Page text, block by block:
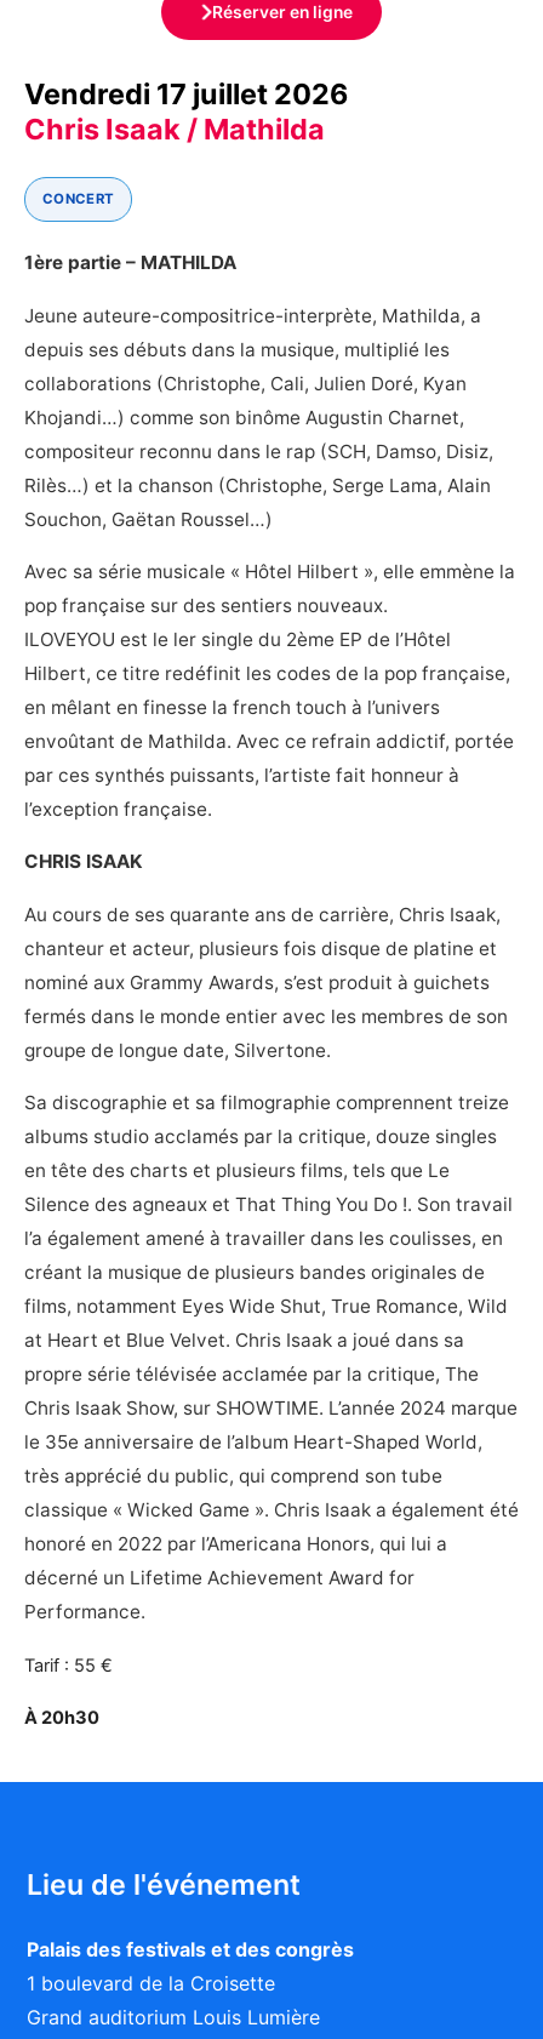
Vendredi 17 juillet 2026
Chris Isaak / Mathilda
CONCERT
1ère partie – MATHILDA
Jeune auteure-compositrice-interprète, Mathilda, a
depuis ses débuts dans la musique, multiplié les
collaborations (Christophe, Cali, Julien Doré, Kyan
Khojandi…) comme son binôme Augustin Charnet,
compositeur reconnu dans le rap (SCH, Damso, Disiz,
Rilès…) et la chanson (Christophe, Serge Lama, Alain
Souchon, Gaëtan Roussel…)
Avec sa série musicale « Hôtel Hilbert », elle emmène la
pop française sur des sentiers nouveaux.
ILOVEYOU est le ler single du 2ème EP de l’Hôtel
Hilbert, ce titre redéfinit les codes de la pop française,
en mêlant en finesse la french touch à l’univers
envoûtant de Mathilda. Avec ce refrain addictif, portée
par ces synthés puissants, l’artiste fait honneur à
l’exception française.
CHRIS ISAAK
Au cours de ses quarante ans de carrière, Chris Isaak,
chanteur et acteur, plusieurs fois disque de platine et
nominé aux Grammy Awards, s’est produit à guichets
fermés dans le monde entier avec les membres de son
groupe de longue date, Silvertone.
Sa discographie et sa filmographie comprennent treize
albums studio acclamés par la critique, douze singles
en tête des charts et plusieurs films, tels que Le
Silence des agneaux et That Thing You Do !. Son travail
l’a également amené à travailler dans les coulisses, en
créant la musique de plusieurs bandes originales de
films, notamment Eyes Wide Shut, True Romance, Wild
at Heart et Blue Velvet. Chris Isaak a joué dans sa
propre série télévisée acclamée par la critique, The
Chris Isaak Show, sur SHOWTIME. L’année 2024 marque
le 35e anniversaire de l’album Heart-Shaped World,
très apprécié du public, qui comprend son tube
classique « Wicked Game ». Chris Isaak a également été
honoré en 2022 par l’Americana Honors, qui lui a
décerné un Lifetime Achievement Award for
Performance.
Tarif : 55 €
À 20h30
Réserver en ligne
Lieu de l'événement
Palais des festivals et des congrès
1 boulevard de la Croisette
Grand auditorium Louis Lumière